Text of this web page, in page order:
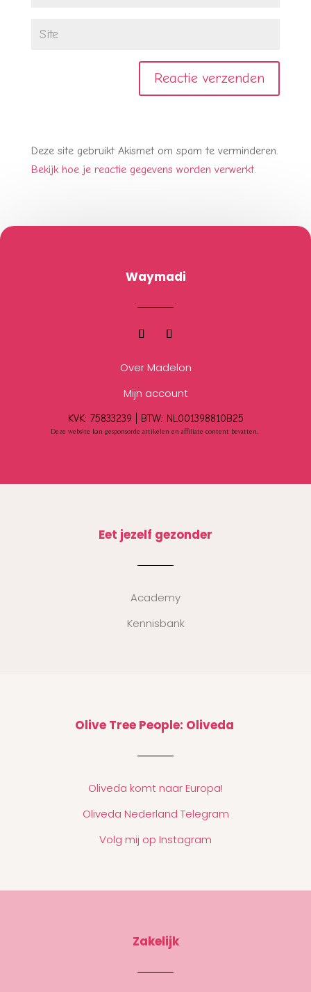
Deze site gebruikt Akismet om spam te verminderen.
Bekijk hoe je reactie gegevens worden verwerkt.
Waymadi
Over Madelon
Mijn account
KVK: 75833239 | BTW: NL001398810B25
Deze website kan gesponsorde artikelen en affiliate content bevatten.
Eet jezelf gezonder
Academy
Kennisbank
Olive Tree People: Oliveda
Oliveda komt naar Europa!
Oliveda Nederland Telegram
Volg mij op Instagram
Zakelijk